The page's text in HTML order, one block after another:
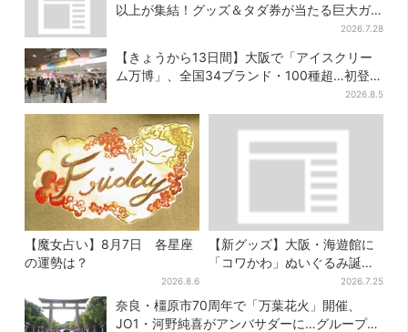
以上が集結！グッズ＆タダ券が当たる巨大ガ
2026.7.28
【きょうから13日間】大阪で「アイスクリー
ム万博」、全国34ブランド・100種超…初登場
2026.8.5
【魔女占い】8月7日 各星座
の運勢は？
2026.8.6
【新グッズ】大阪・海遊館に
「コワかわ」ぬいぐるみ誕
生…オスとメスどこが違う？
飼育員監修でリアルに再現
2026.7.25
奈良・橿原市70周年で「万葉花火」開催、
JO1・河野純喜がアンバサダーに…グループ楽